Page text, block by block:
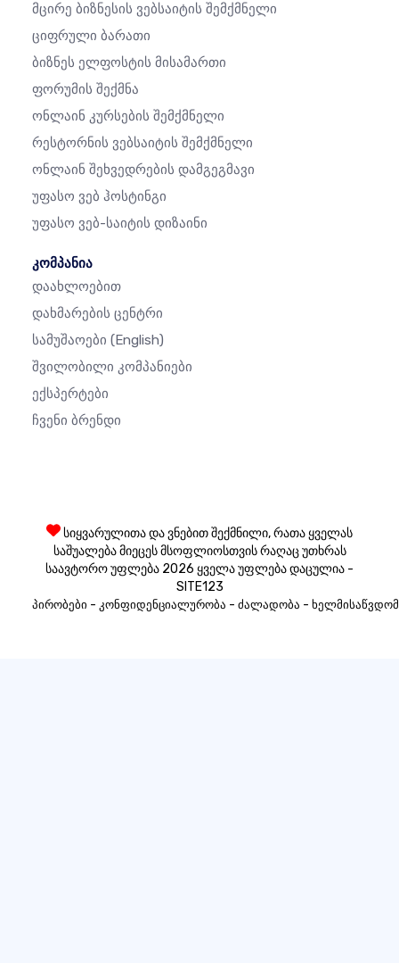
Მცირე Ბიზნესის Ვებსაიტის Შემქმნელი
Ციფრული Ბარათი
Ბიზნეს Ელფოსტის Მისამართი
Ფორუმის Შექმნა
Ონლაინ Კურსების Შემქმნელი
Რესტორნის Ვებსაიტის Შემქმნელი
Ონლაინ Შეხვედრების Დამგეგმავი
Უფასო Ვებ Ჰოსტინგი
Უფასო Ვებ-Საიტის Დიზაინი
კომპანია
Დაახლოებით
Დახმარების Ცენტრი
Სამუშაოები (English)
Შვილობილი Კომპანიები
Ექსპერტები
Ჩვენი Ბრენდი
სიყვარულითა და ვნებით შექმნილი, რათა ყველას
საშუალება მიეცეს მსოფლიოსთვის რაღაც უთხრას
საავტორო უფლება 2026 ყველა უფლება დაცულია -
SITE123
პირობები - კონფიდენციალურობა - ძალადობა -